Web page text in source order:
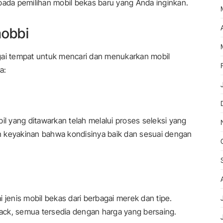
pemilihan mobil bekas baru yang Anda inginkan.
tempat untuk mencari dan menukarkan mobil
yang ditawarkan telah melalui proses seleksi yang
bahwa kondisinya baik dan sesuai dengan
mobil bekas dari berbagai merek dan tipe.
semua tersedia dengan harga yang bersaing.